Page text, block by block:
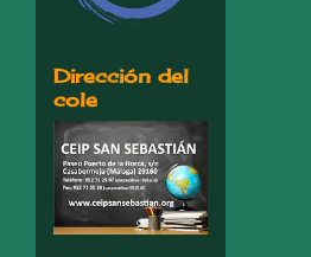
Dirección del
cole